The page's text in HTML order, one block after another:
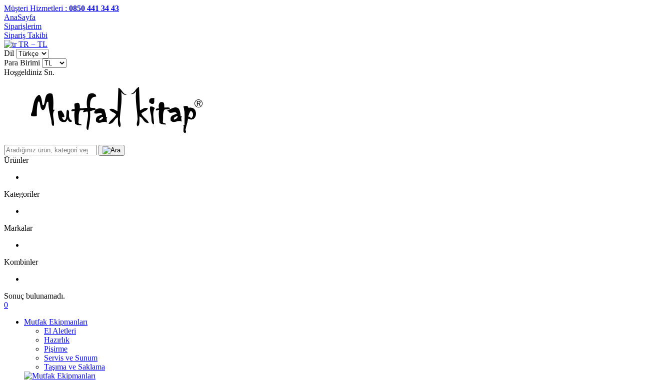
Müşteri Hizmetleri : 0850 441 34 43
AnaSayfa
Siparişlerim
Sipariş Takibi
TR − TL
Dil
Para Birimi
Hoşgeldiniz Sn.
Ürünler
Kategoriler
Markalar
Kombinler
Sonuç bulunamadı.
0
Mutfak Ekipmanları
El Aletleri
Hazırlık
Pişirme
Servis ve Sunum
Taşıma ve Saklama